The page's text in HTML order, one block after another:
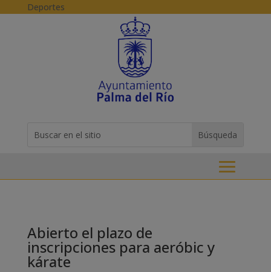
Skip to content
Deportes
for...
Abierto el plazo de
inscripciones para aeróbic y
kárate